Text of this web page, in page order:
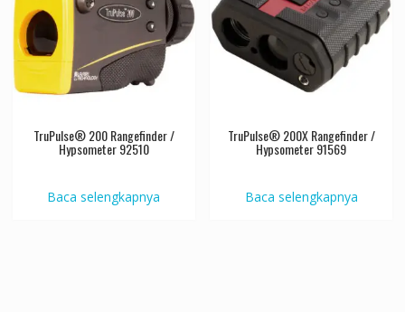
TruPulse® 200 Rangefinder /
Hypsometer 92510
Baca selengkapnya
TruPulse® 200X Rangefinder /
Hypsometer 91569
Baca selengkapnya